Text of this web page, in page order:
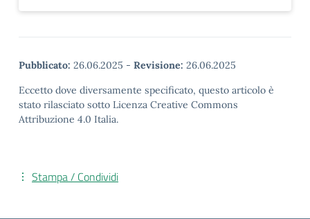
Pubblicato: 26.06.2025 - Revisione: 26.06.2025
Eccetto dove diversamente specificato, questo articolo è
stato rilasciato sotto Licenza Creative Commons
Attribuzione 4.0 Italia.
Stampa / Condividi